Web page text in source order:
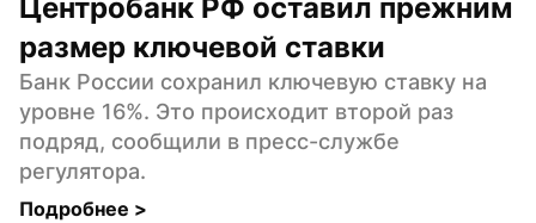
Центробанк РФ оставил прежним
размер ключевой ставки
Банк России сохранил ключевую ставку на
уровне 16%. Это происходит второй раз
подряд, сообщили в пресс-службе
регулятора.
Подробнее >